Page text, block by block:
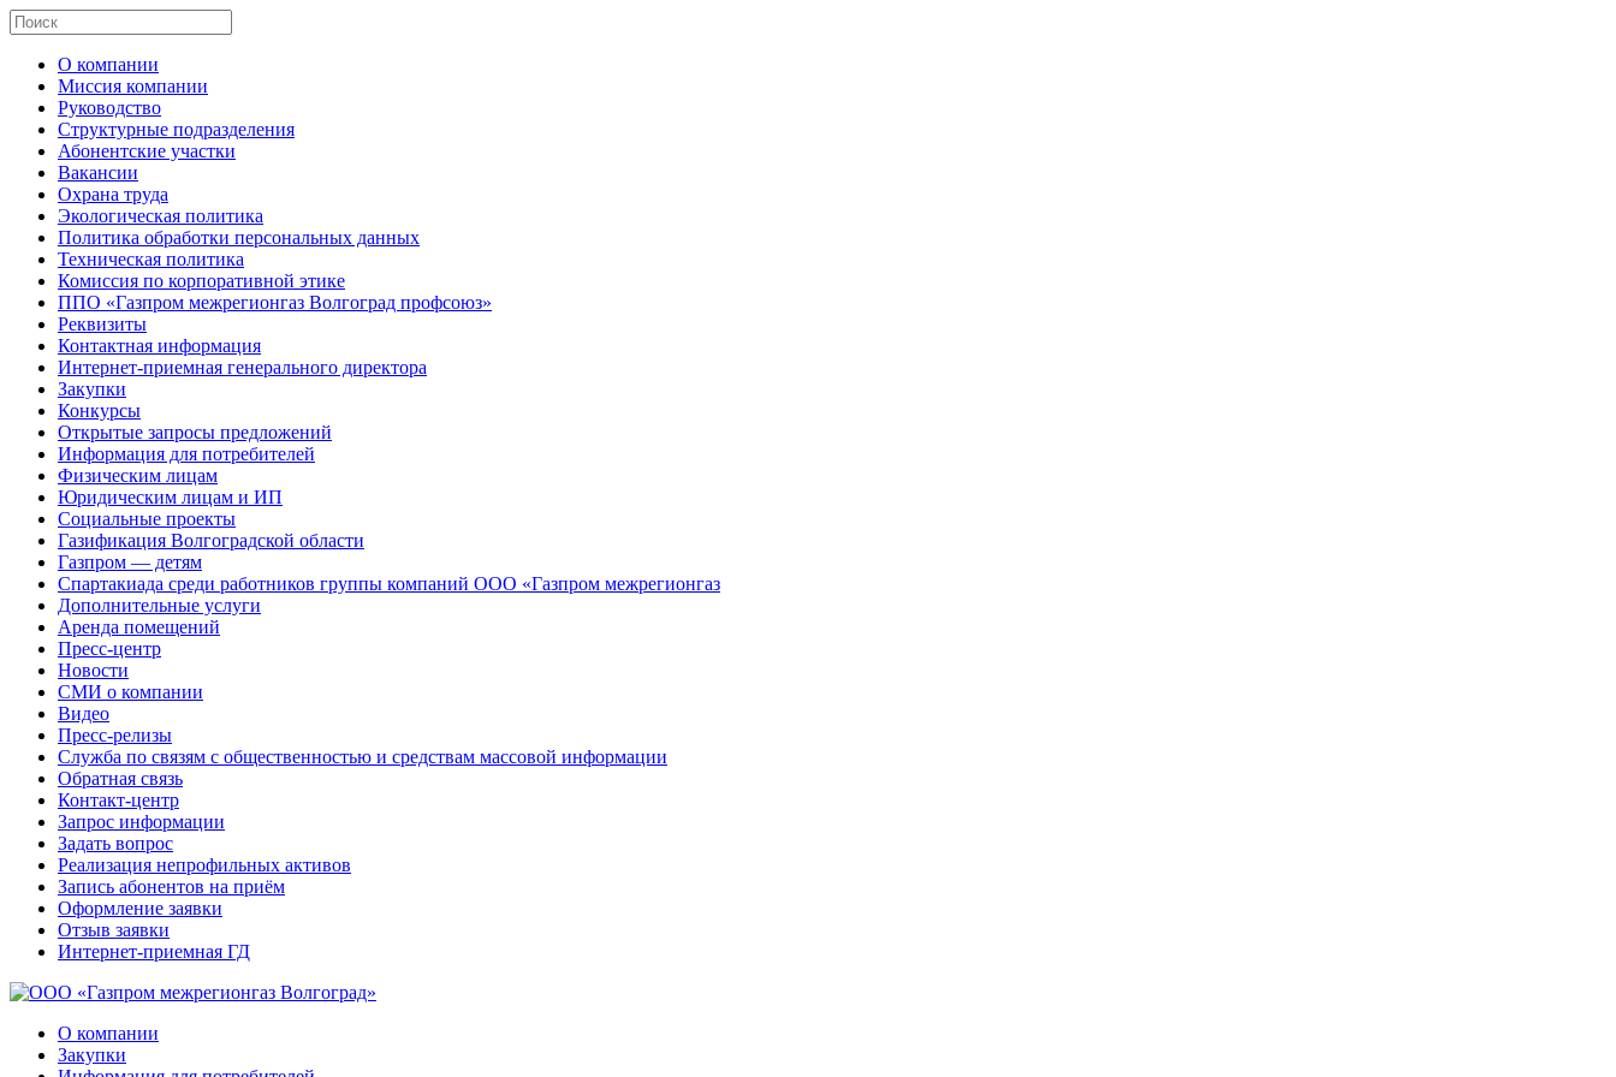
О компании
Миссия компании
Руководство
Структурные подразделения
Абонентские участки
Вакансии
Охрана труда
Экологическая политика
Политика обработки персональных данных
Техническая политика
Комиссия по корпоративной этике
ППО «Газпром межрегионгаз Волгоград профсоюз»
Реквизиты
Контактная информация
Интернет-приемная генерального директора
Закупки
Конкурсы
Открытые запросы предложений
Информация для потребителей
Физическим лицам
Юридическим лицам и ИП
Социальные проекты
Газификация Волгоградской области
Газпром — детям
Спартакиада среди работников группы компаний ООО «Газпром межрегионгаз
Дополнительные услуги
Аренда помещений
Пресс-центр
Новости
СМИ о компании
Видео
Пресс-релизы
Служба по связям с общественностью и средствам массовой информации
Обратная связь
Контакт-центр
Запрос информации
Задать вопрос
Реализация непрофильных активов
Запись абонентов на приём
Оформление заявки
Отзыв заявки
Интернет-приемная ГД
О компании
Закупки